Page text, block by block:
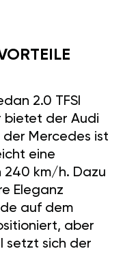
2.0 TFSI
bietet der Audi
Mercedes ist
eine
240 km/h. Dazu
Eleganz
auf dem
aber
setzt sich der